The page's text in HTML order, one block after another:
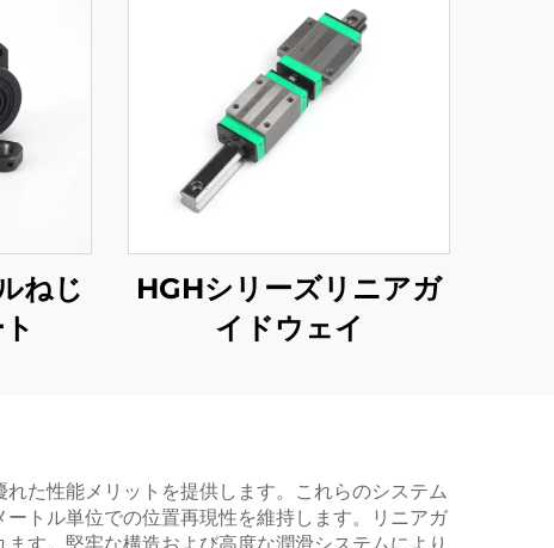
ねじ
HGHシリーズリニアガ
イドウェイ
た性能メリットを提供します。これらのシステム
トル単位での位置再現性を維持します。リニアガ